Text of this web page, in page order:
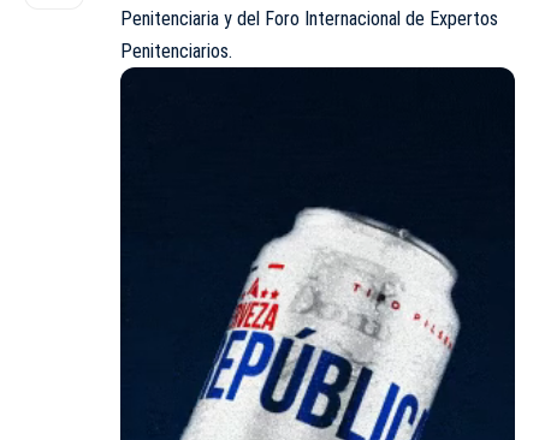
Penitenciaria y del Foro Internacional de Expertos
Penitenciarios.